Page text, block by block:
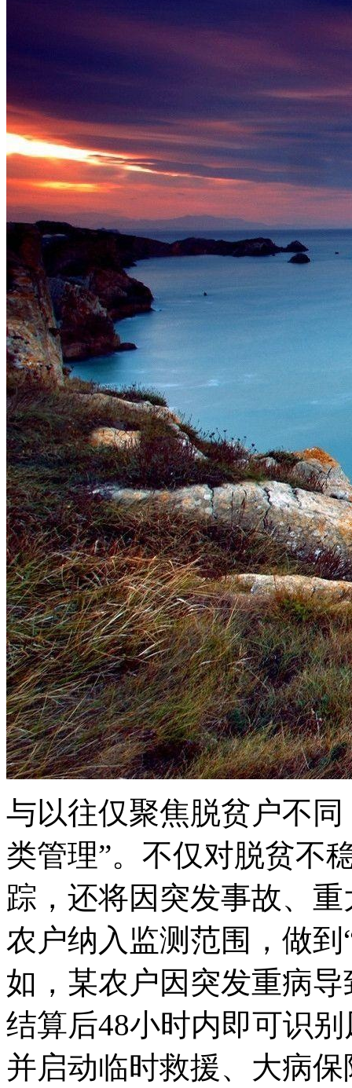
与以往仅聚焦脱贫户不
类管理”。不仅对脱贫不
踪，还将因突发事故、
农户纳入监测范围，做
如，某农户因突发重病
结算后48小时内即可识
并启动临时救援、大病